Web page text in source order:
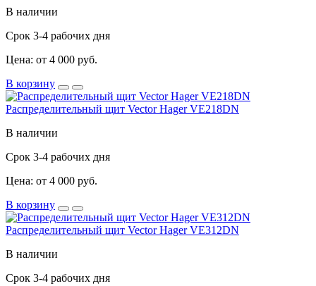
В наличии
Срок 3-4 рабочих дня
Цена: от 4 000 руб.
В корзину
Распределительный щит Vector Hager VE218DN
В наличии
Срок 3-4 рабочих дня
Цена: от 4 000 руб.
В корзину
Распределительный щит Vector Hager VE312DN
В наличии
Срок 3-4 рабочих дня